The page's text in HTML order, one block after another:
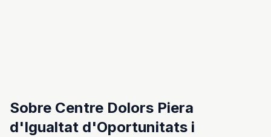
Sobre Centre Dolors Piera
d'Igualtat d'Oportunitats i